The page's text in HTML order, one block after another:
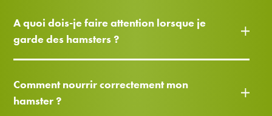
A quoi dois-je faire attention lorsque je
garde des hamsters ?
Comment nourrir correctement mon
hamster ?